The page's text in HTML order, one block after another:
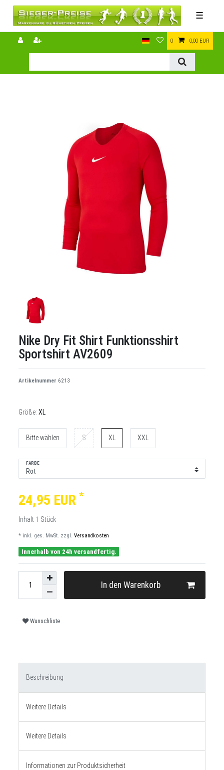
☰
0 0,00 EUR
Nike Dry Fit Shirt Funktionsshirt
Sportshirt AV2609
Artikelnummer 6213
Größe: XL
Bitte wählen S XL XXL
FARBE
24,95 EUR *
Inhalt 1 Stück
* inkl. ges. MwSt. zzgl. Versandkosten
Innerhalb von 24h versandfertig.
In den Warenkorb
Wunschliste
Beschreibung
Weitere Details
Weitere Details
Informationen zur Produktsicherheit